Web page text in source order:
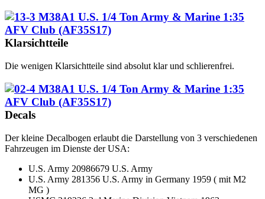
Klarsichtteile
Die wenigen Klarsichtteile sind absolut klar und schlierenfrei.
Decals
Der kleine Decalbogen erlaubt die Darstellung von 3 verschiedenen
Fahrzeugen im Dienste der USA:
U.S. Army 20986679 U.S. Army
U.S. Army 281356 U.S. Army in Germany 1959 ( mit M2
MG )